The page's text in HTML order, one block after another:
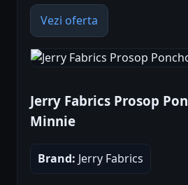
Vezi oferta
Jerry Fabrics Prosop
Minnie
Brand: Jerry Fabrics